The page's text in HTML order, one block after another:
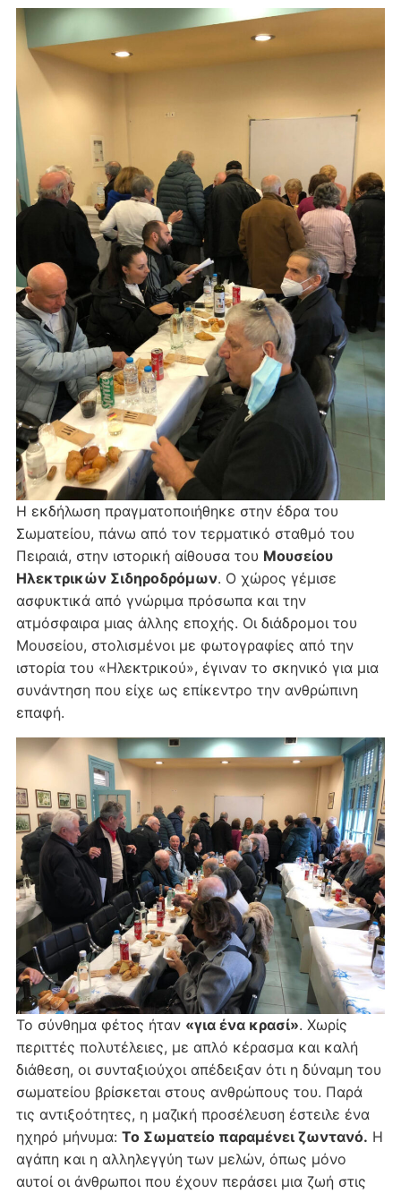
Η εκδήλωση πραγματοποιήθηκε στην έδρα του
Σωματείου, πάνω από τον τερματικό σταθμό του
Πειραιά, στην ιστορική αίθουσα του Μουσείου
Ηλεκτρικών Σιδηροδρόμων. Ο χώρος γέμισε
ασφυκτικά από γνώριμα πρόσωπα και την
ατμόσφαιρα μιας άλλης εποχής. Οι διάδρομοι του
Μουσείου, στολισμένοι με φωτογραφίες από την
ιστορία του «Ηλεκτρικού», έγιναν το σκηνικό για μια
συνάντηση που είχε ως επίκεντρο την ανθρώπινη
επαφή.
Το σύνθημα φέτος ήταν «για ένα κρασί». Χωρίς
περιττές πολυτέλειες, με απλό κέρασμα και καλή
διάθεση, οι συνταξιούχοι απέδειξαν ότι η δύναμη του
σωματείου βρίσκεται στους ανθρώπους του. Παρά
τις αντιξοότητες, η μαζική προσέλευση έστειλε ένα
ηχηρό μήνυμα: Το Σωματείο παραμένει ζωντανό. Η
αγάπη και η αλληλεγγύη των μελών, όπως μόνο
αυτοί οι άνθρωποι που έχουν περάσει μια ζωή στις